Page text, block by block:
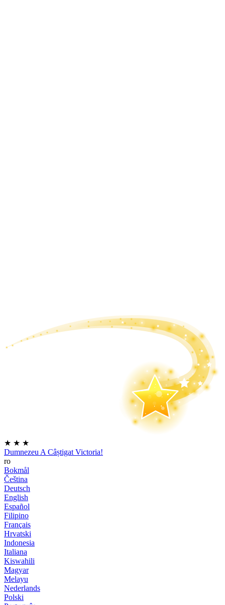
★ ★ ★
Dumnezeu A Câștigat Victoria!
ro
Bokmål
Čeština
Deutsch
English
Español
Filipino
Français
Hrvatski
Indonesia
Italiana
Kiswahili
Magyar
Melayu
Nederlands
Polski